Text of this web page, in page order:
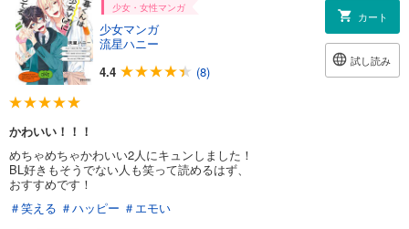
少女・女性マンガ
少女マンガ
流星ハニー
4.4
(8)
カート
試し読み
かわいい！！！
めちゃめちゃかわいい2人にキュンしました！
BL好きもそうでない人も笑って読めるはず、
おすすめです！
＃笑える ＃ハッピー ＃エモい